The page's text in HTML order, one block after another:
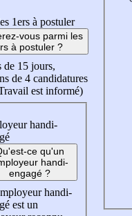
1ers à postuler
vous parmi les
à postuler ?
de 15 jours,
de 4 candidatures
est informé)
handi-
ce qu'un
handi-
engagé ?
handi-
est un